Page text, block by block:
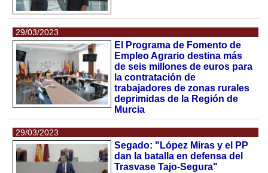
29/03/2023
El Programa de Fomento de
Empleo Agrario destina más
de seis millones de euros para
la contratación de
trabajadores de zonas rurales
deprimidas de la Región de
Murcia
29/03/2023
Segado: "López Miras y el PP
dan la batalla en defensa del
Trasvase Tajo-Segura"